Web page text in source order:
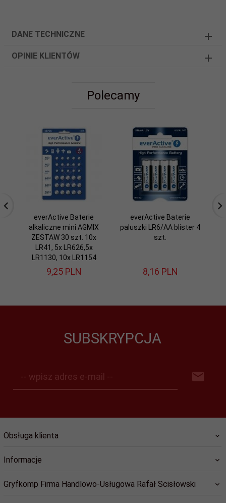
DANE TECHNICZNE
OPINIE KLIENTÓW
Polecamy
everActive Baterie
alkaliczne mini AGMIX
ZESTAW 30 szt. 10x
LR41, 5x LR626,5x
LR1130, 10x LR1154
9,25 PLN
everActive Baterie
paluszki LR6/AA blister 4
szt.
8,16 PLN
SUBSKRYPCJA
-- wpisz adres e-mail --
Obsługa klienta
Informacje
Gryfkomp Firma Handlowo-Usługowa Rafał Scisłowski